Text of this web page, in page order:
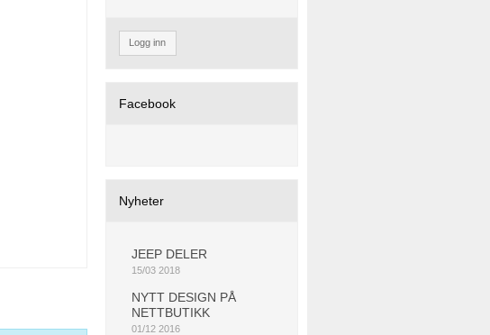
Logg inn
Facebook
Nyheter
JEEP DELER
15/03 2018
NYTT DESIGN PÅ
NETTBUTIKK
01/12 2016